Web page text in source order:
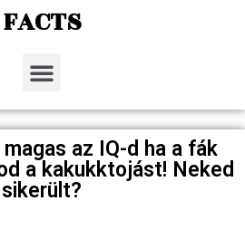
FACTS
az IQ-d ha a fák
a kakukktojást! Neked
sikerült?